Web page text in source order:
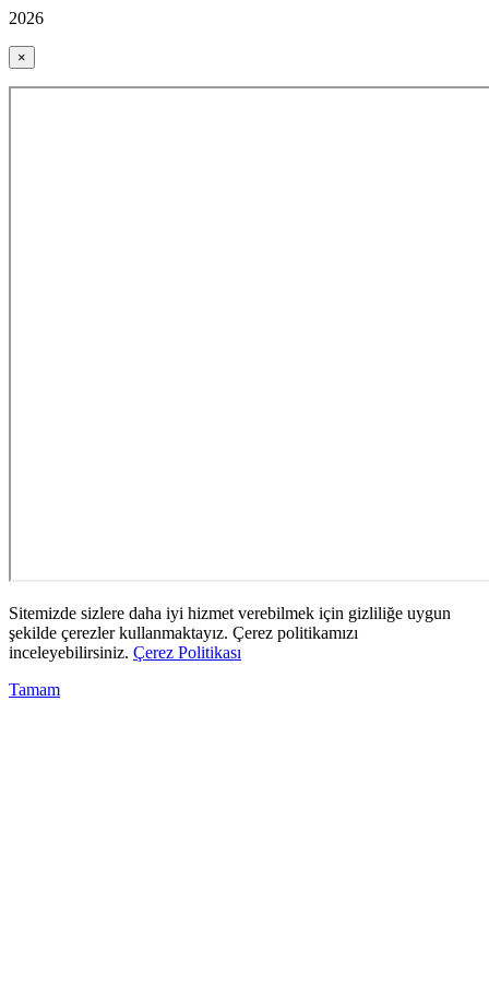
2026
×
Sitemizde sizlere daha iyi hizmet verebilmek için gizliliğe uygun
şekilde çerezler kullanmaktayız. Çerez politikamızı
inceleyebilirsiniz. Çerez Politikası
Tamam